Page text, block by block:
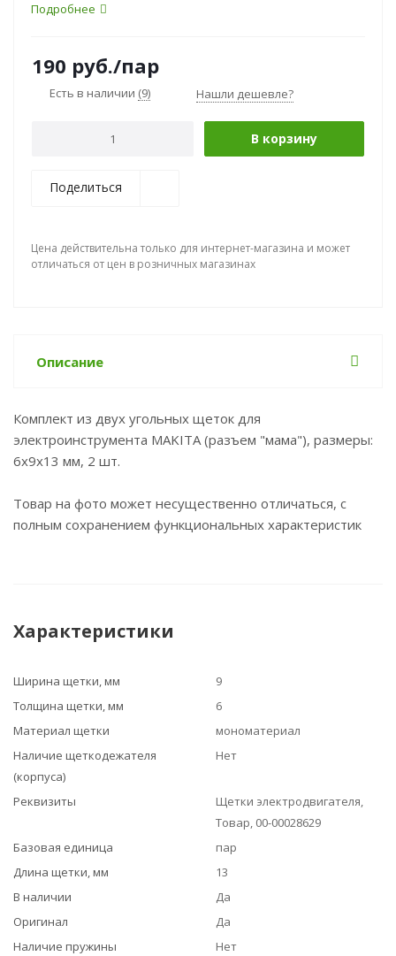
Подробнее
190 руб./пар
Есть в наличии (9) Нашли дешевле?
В корзину
Поделиться
Цена действительна только для интернет-магазина и может
отличаться от цен в розничных магазинах
Описание
Комплект из двух угольных щеток для
электроинструмента MAKITA (разъем "мама"), размеры:
6x9x13 мм, 2 шт.
Товар на фото может несущественно отличаться, с
полным сохранением функциональных характеристик
Характеристики
Ширина щетки, мм
9
Толщина щетки, мм
6
Материал щетки
мономатериал
Наличие щеткодежателя
(корпуса)
Нет
Реквизиты
Щетки электродвигателя,
Товар, 00-00028629
Базовая единица
пар
Длина щетки, мм
13
В наличии
Да
Оригинал
Да
Наличие пружины
Нет